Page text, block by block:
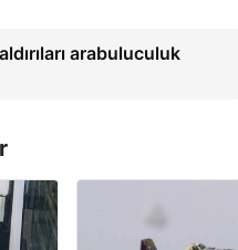
arabuluculuk